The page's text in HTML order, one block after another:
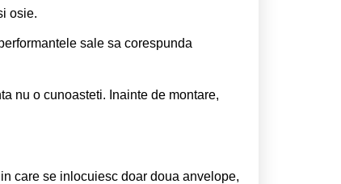
osie.
sale sa corespunda
nu o cunoasteti. Inainte de montare,
care se inlocuiesc doar doua anvelope,